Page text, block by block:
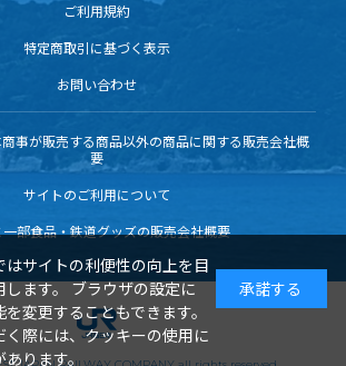
ご利用規約
特定商取引に基づく表示
お問い合わせ
事が販売する商品以外の商品に関する販売会社概
要
サイトのご利用について
部食品・鉄道グッズの販売会社概要
はサイトの利便性の向上を目
ます。 ブラウザの設定に
変更することもできます。
く際には、クッキーの使用に
ります。
承諾する